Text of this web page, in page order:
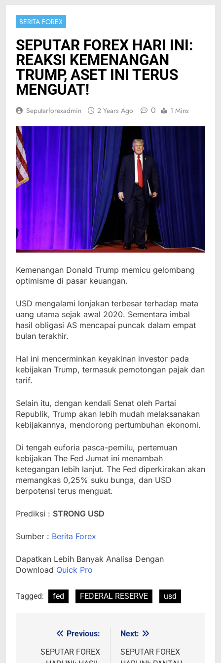
BERITA FOREX
SEPUTAR FOREX HARI INI:
REAKSI KEMENANGAN
TRUMP, ASET INI TERUS
MENGUAT!
Seputarforexadmin 2 Years Ago 0 1 Mins
Kemenangan Donald Trump memicu gelombang
optimisme di pasar keuangan.
USD mengalami lonjakan terbesar terhadap mata
uang utama sejak awal 2020. Sementara imbal
hasil obligasi AS mencapai puncak dalam empat
bulan terakhir.
Hal ini mencerminkan keyakinan investor pada
kebijakan Trump, termasuk pemotongan pajak dan
tarif.
Selain itu, dengan kendali Senat oleh Partai
Republik, Trump akan lebih mudah melaksanakan
kebijakannya, mendorong pertumbuhan ekonomi.
Di tengah euforia pasca-pemilu, pertemuan
kebijakan The Fed Jumat ini menambah
ketegangan lebih lanjut. The Fed diperkirakan akan
memangkas 0,25% suku bunga, dan USD
berpotensi terus menguat.
Prediksi : STRONG USD
Sumber : Berita Forex
Dapatkan Lebih Banyak Analisa Dengan
Download Quick Pro
Tagged: fed FEDERAL RESERVE usd
navigation
Previous:
SEPUTAR FOREX
Next:
SEPUTAR FOREX